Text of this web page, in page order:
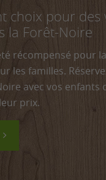
choix pour des
la Forêt-Noire
récompensé pour
les familles.
avec vos enfants
prix.